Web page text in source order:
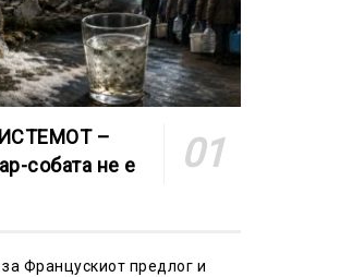
–
собата не е
Францускиот предлог и